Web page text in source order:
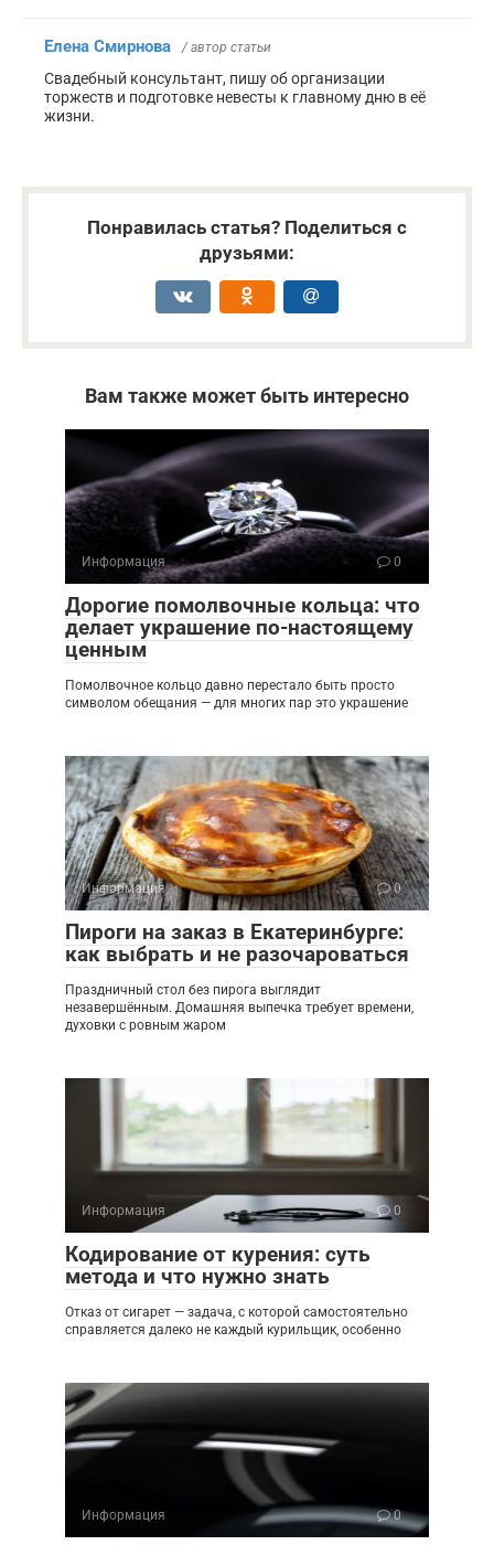
Елена Смирнова / автор статьи
Свадебный консультант, пишу об организации
торжеств и подготовке невесты к главному дню в её
жизни.
Понравилась статья? Поделиться с
друзьями:
Вам также может быть интересно
Информация 0
Дорогие помолвочные кольца: что
делает украшение по-настоящему
ценным
Помолвочное кольцо давно перестало быть просто
символом обещания — для многих пар это украшение
Информация 0
Пироги на заказ в Екатеринбурге:
как выбрать и не разочароваться
Праздничный стол без пирога выглядит
незавершённым. Домашняя выпечка требует времени,
духовки с ровным жаром
Информация 0
Кодирование от курения: суть
метода и что нужно знать
Отказ от сигарет — задача, с которой самостоятельно
справляется далеко не каждый курильщик, особенно
Информация 0